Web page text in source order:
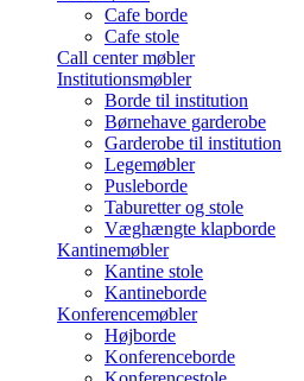
Cafe borde
Cafe stole
Call center møbler
Institutionsmøbler
Borde til institution
Børnehave garderobe
Garderobe til institution
Legemøbler
Pusleborde
Taburetter og stole
Væghængte klapborde
Kantinemøbler
Kantine stole
Kantineborde
Konferencemøbler
Højborde
Konferenceborde